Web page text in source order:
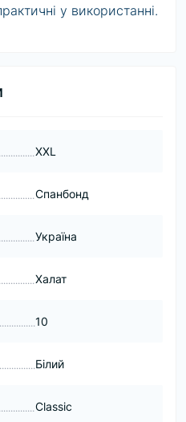
у використанні.
XXL
Спанбонд
Україна
Халат
10
Білий
Classic